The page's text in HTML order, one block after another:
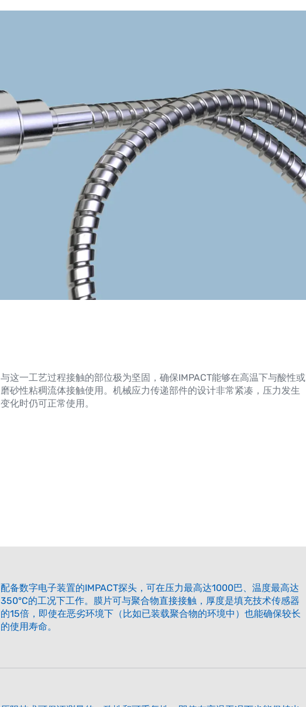
与这一工艺过程接触的部位极为坚固，确保IMPACT能够在高温下与酸性或
磨砂性粘稠流体接触使用。机械应力传递部件的设计非常紧凑，压力发生
变化时仍可正常使用。
配备数字电子装置的IMPACT探头，可在压力最高达1000巴、温度最高达
350°C的工况下工作。膜片可与聚合物直接接触，厚度是填充技术传感器
的15倍，即使在恶劣环境下（比如已装载聚合物的环境中）也能确保较长
的使用寿命。